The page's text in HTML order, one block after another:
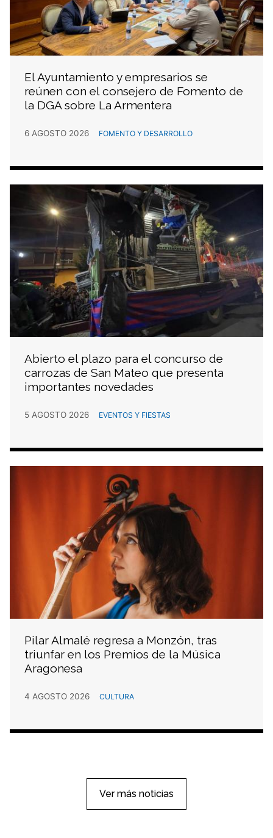
El Ayuntamiento y empresarios se
reúnen con el consejero de Fomento de
la DGA sobre La Armentera
6 AGOSTO 2026 FOMENTO Y DESARROLLO
Abierto el plazo para el concurso de
carrozas de San Mateo que presenta
importantes novedades
5 AGOSTO 2026 EVENTOS Y FIESTAS
Pilar Almalé regresa a Monzón, tras
triunfar en los Premios de la Música
Aragonesa
4 AGOSTO 2026 CULTURA
Ver más noticias